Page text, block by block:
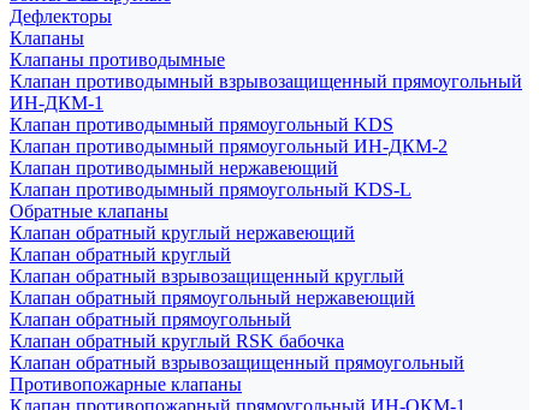
Дефлекторы
Клапаны
Клапаны противодымные
Клапан противодымный взрывозащищенный прямоугольный
ИН-ДКМ-1
Клапан противодымный прямоугольный KDS
Клапан противодымный прямоугольный ИН-ДКМ-2
Клапан противодымный нержавеющий
Клапан противодымный прямоугольный KDS-L
Обратные клапаны
Клапан обратный круглый нержавеющий
Клапан обратный круглый
Клапан обратный взрывозащищенный круглый
Клапан обратный прямоугольный нержавеющий
Клапан обратный прямоугольный
Клапан обратный круглый RSK бабочка
Клапан обратный взрывозащищенный прямоугольный
Противопожарные клапаны
Клапан противопожарный прямоугольный ИН-ОКМ-1